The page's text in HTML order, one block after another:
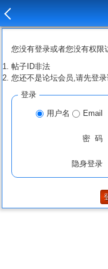
您没有登录或者您没有权限
帖子ID非法
您还不是论坛会员,请先登
登录
用户名 Email
密 码
隐身登录